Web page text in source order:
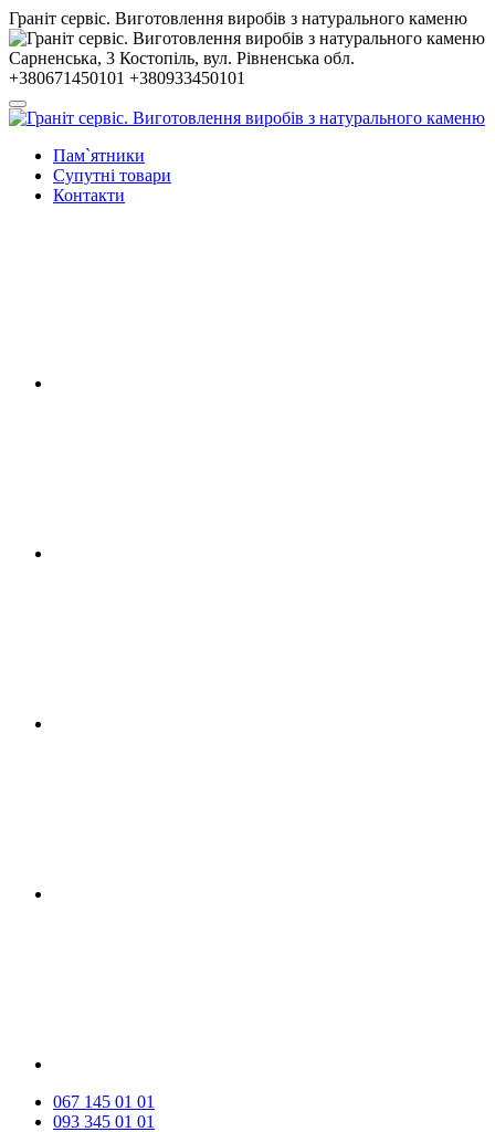
Гранiт сервiс. Виготовлення виробів з натурального каменю
Сарненська, 3 Костопiль, вул. Рiвненська обл.
+380671450101 +380933450101
Пам`ятники
Супутні товари
Контакти
067 145 01 01
093 345 01 01